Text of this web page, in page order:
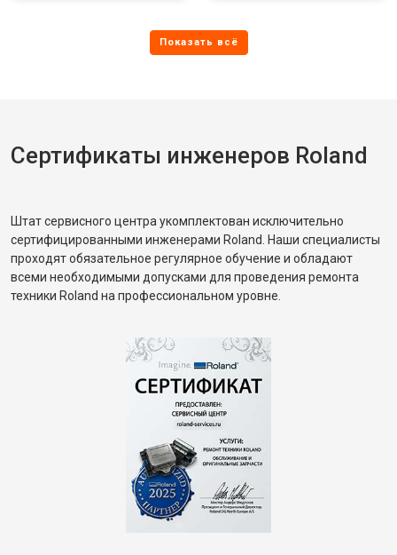
Сертификаты инженеров Roland
Штат сервисного центра укомплектован исключительно
сертифицированными инженерами Roland. Наши специалисты
проходят обязательное регулярное обучение и обладают
всеми необходимыми допусками для проведения ремонта
техники Roland на профессиональном уровне.